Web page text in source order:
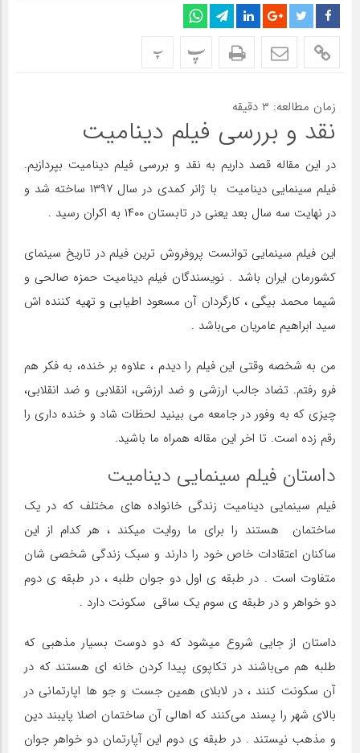
پ پ
زمان مطالعه: ۳ دقیقه
نقد و بررسی فیلم دینامیت
در این مقاله قصد داریم به نقد و بررسی فیلم دینامیت بپردازیم.
فیلم سینمایی دینامیت با ژانر کمدی در سال ۱۳۹۷ ساخته شد و
در نهایت سه سال بعد یعنی در تابستان ۱۴۰۰ به اکران رسید .
این فیلم سینمایی توانست پروفروش ترین فیلم در تاریخ سینمای
کشورمان ایران باشد . نویسندگان فیلم دینامیت حمزه صالحی و
شیما محمد بیگی ، کارگردان آن مسعود اطیابی و تهیه کننده اش
سید ابراهیم عامریان می‌باشد .
من به شخصه وقتی این فیلم را دیدم ، علاوه بر خنده، به فکر هم
فرو رفتم. تضاد جالب ارزشی و ضد ارزشی، انقلابی و ضد انقلابی،
چیزی که به وفور در جامعه می بینید لحظات شاد و خنده داری را
رقم زده است. تا اخر این مقاله همراه ما باشید.
داستان فیلم سینمایی دینامیت
فیلم سینمایی دینامیت زندگی خانواده های مختلف که در یک
ساختمان هستند را برای ما روایت میکند ، هر کدام از این
ساکنان اعتقادات خاص خود را دارند و سبک‌ زندگی شخصی شان
متفاوت است . در طبقه ی اول دو جوان طلبه ، در طبقه ی دوم
دو خواهر و در طبقه ی سوم یک ساقی سکونت دارد .
داستان از جایی شروع میشود که دو دوست بسیار مذهبی که
طلبه هم می‌باشند در تکاپوی پیدا کردن خانه ای هستند که در
آن سکونت کنند ، در لابلای همین جست و جو ها اپارتمانی در
بالای شهر را پسند می‌کنند که اهالی آن ساختمان اصلا پایبند دین
و مذهب نیستند . در طبقه ی دوم این آپارتمان دو خواهر جوان